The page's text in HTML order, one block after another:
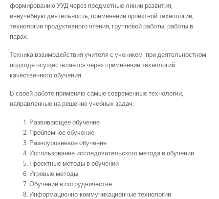
формированию УУД через предметные линии развития,
внеучебную деятельность, применение проектной технологии,
технологии продуктивного чтения, групповой работы, работы в
парах.
Техника взаимодействия учителя с учеником при деятельностном
подходе осуществляется через применение технологий
качественного обучения.
В своей работе применяю самые современные технологии,
направленные на решение учебных задач:
Развивающее обучение
Проблемное обучение
Разноуровневое обучение
Использование исследовательского метода в обучении
Проектные методы в обучении
Игровые методы
Обучение в сотрудничестве
Информационно-коммуникационные технологии